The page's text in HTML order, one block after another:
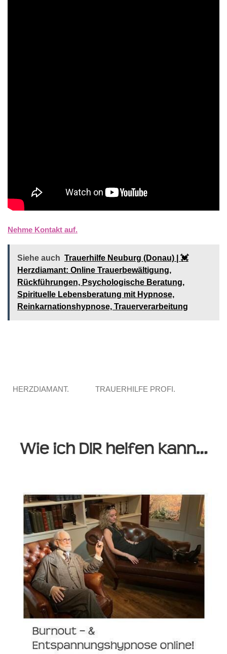
Nehme Kontakt auf.
Siehe auch Trauerhilfe Neuburg (Donau) | 💓️️
Herzdiamant: Online Trauerbewältigung,
Rückführungen, Psychologische Beratung,
Spirituelle Lebensberatung mit Hypnose,
Reinkarnationshypnose, Trauerverarbeitung
HERZDIAMANT. TRAUERHILFE PROFI.